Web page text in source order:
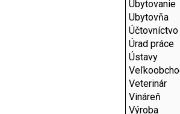
Ubytovanie
Ubytovňa
Účtovníctvo
Úrad práce
Ústavy
Veterinár
Vináreň
Výroba